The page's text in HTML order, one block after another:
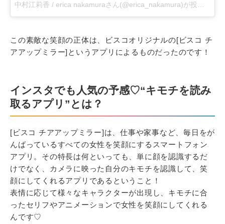
中村江莉香 / erica nakamuraさん(@erica_nakamura)が投稿した写真 –
この素敵な笑顔の正体は、ビスコオリジナルの[ビスコ チ
アアップミラー]というアプリによるものだったのです！
インスタでも人気の予感♡“キモチを読み
取るアプリ”とは？
[ビスコ チアアップミラー]は、仕事や家事など、毎日をが
んばっているすべての女性を笑顔にするスマートフォン
アプリ。その特長は何といっても、単に顔を認識するだ
けでなく、カメラに映った自分のキモチを認識して、笑
顔にしてくれるアプリであるということ！
表情に応じて様々なキャラクターが出現し、キモチに合
ったセリフやアニメーションで女性を笑顔にしてくれる
んです♡